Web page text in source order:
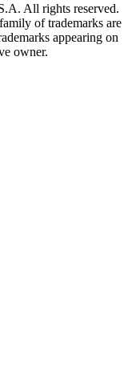
All rights reserved.
of trademarks are
appearing on
owner.